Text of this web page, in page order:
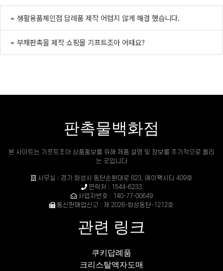
생활용품체인점 답례품 제작 어렵지 않게 해결 했습니다.
부채판촉물 제작 쇼핑몰 기프트조아 어때요?
판촉물백화점
본 사이트는 기프트조아 상품홍보를 위해 제품 설명 및 정보를 주기적으로 올리
는 곳입니다
사무실 : 경기 화성시 동탄순환대로 823, 에이팩시티 409호
연락처 : 1544-6233
사업자번호 : 140-77-00649
통신판매업신고 : 제 2026-화성동탄-1212호
관련 링크
쿠키답례품
크리스탈액자도매